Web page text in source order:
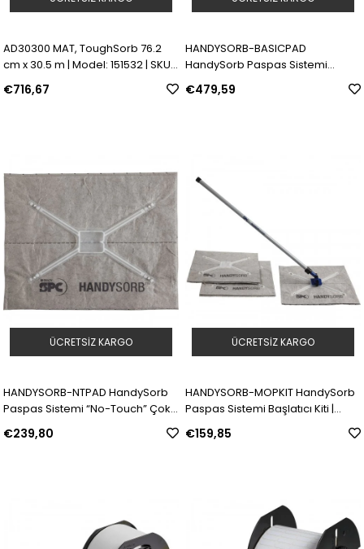
AD30300 MAT, ToughSorb 76.2
cm x 30.5 m | Model: 151532 | SKU:
Y4851684
€716,67
HANDYSORB-BASICPAD
HandySorb Paspas Sistemi
Paspas Adaptörlü Çok Amaçlı
Emici Kartuşları | Model: 150597 |
€479,59
HANDYSORB-NTPAD HandySorb
Paspas Sistemi “No-Touch” Çok
Amaçlı Emiciler | Model: 150598 |
SKU: Y4687170
€239,80
ÜCRETSIZ KARGO
HANDYSORB-MOPKIT HandySorb
Paspas Sistemi Başlatıcı Kiti |
Model: 150600 | SKU: Y4687203
€159,85
ÜCRETSIZ KARGO